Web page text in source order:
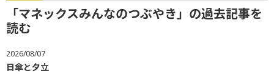
「マネックスみんなのつぶやき」の過去記事を
読む
2026/08/07
日傘と夕立